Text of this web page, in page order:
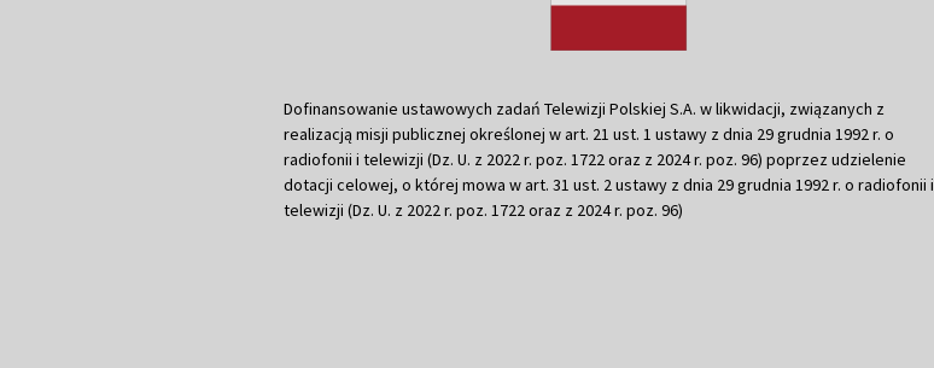
Dofinansowanie ustawowych zadań Telewizji Polskiej S.A. w likwidacji, związanych z
realizacją misji publicznej określonej w art. 21 ust. 1 ustawy z dnia 29 grudnia 1992 r. o
radiofonii i telewizji (Dz. U. z 2022 r. poz. 1722 oraz z 2024 r. poz. 96) poprzez udzielenie
dotacji celowej, o której mowa w art. 31 ust. 2 ustawy z dnia 29 grudnia 1992 r. o radiofonii i
telewizji (Dz. U. z 2022 r. poz. 1722 oraz z 2024 r. poz. 96)